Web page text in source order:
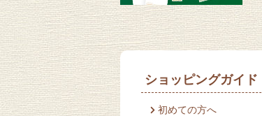
ショッピングガイド
初めての方へ